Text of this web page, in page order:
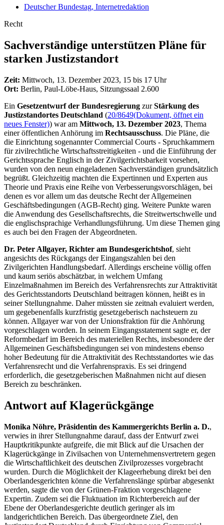
Deutscher Bundestag, Internetredaktion
Recht
Sachverständige unterstützen Pläne für
starken Justizstandort
Zeit: Mittwoch, 13. Dezember 2023, 15 bis 17 Uhr
Ort: Berlin, Paul-Löbe-Haus, Sitzungssaal 2.600
Ein Gesetzentwurf der Bundesregierung zurStärkung des
Justizstandortes Deutschland (20/8649(Dokument, öffnet ein
neues Fenster)) war am Mittwoch, 13. Dezember 2023, Thema
einer öffentlichen Anhörung im Rechtsausschuss. Die Pläne, die
die Einrichtung sogenannter Commercial Courts - Spruchkammern
für zivilrechtliche Wirtschaftsstreitigkeiten - und die Einführung der
Gerichtssprache Englisch in der Zivilgerichtsbarkeit vorsehen,
wurden von den neun eingeladenen Sachverständigen grundsätzlich
begrüßt. Gleichzeitig machten die Expertinnen und Experten aus
Theorie und Praxis eine Reihe von Verbesserungsvorschlägen, bei
denen es vor allem um das deutsche Recht der Allgemeinen
Geschäftsbedingungen (AGB-Recht) ging. Weitere Punkte waren
die Anwendung des Gesellschaftsrechts, die Streitwertschwelle und
die englischsprachige Verhandlungsführung. Um diese Themen ging
es auch bei den Fragen der Abgeordneten.
Dr. Peter Allgayer, Richter am Bundesgerichtshof, sieht
angesichts des Rückgangs der Eingangszahlen bei den
Zivilgerichten Handlungsbedarf. Allerdings erscheine völlig offen
und kaum seriös abschätzbar, in welchem Umfang
Einzelmaßnahmen im Bereich des Verfahrensrechts zur Attraktivität
des Gerichtsstandorts Deutschland beitragen können, heißt es in
seiner Stellungnahme. Daher müssten sie zeitnah evaluiert werden,
um gegebenenfalls kurzfristig gesetzgeberisch nachsteuern zu
können. Allgayer war von der Unionsfraktion für die Anhörung
vorgeschlagen worden. In seinem Eingangsstatement sagte er, der
Reformbedarf im Bereich des materiellen Rechts, insbesondere der
Allgemeinen Geschäftsbedingungen sei von mindestens ebenso
hoher Bedeutung für die Attraktivität des Rechtsstandortes wie das
Verfahrensrecht und die Verfahrenspraxis. Es sei dringend
erforderlich, die gesetzgeberischen Maßnahmen nicht auf diesen
Bereich zu beschränken.
Antwort auf Klagerückgänge
Monika Nöhre, Präsidentin des Kammergerichts Berlin a. D.,
verwies in ihrer Stellungnahme darauf, dass der Entwurf zwei
Hauptkritikpunkte aufgreife, die mit Blick auf die Ursachen der
Klagerückgänge in Zivilsachen von Unternehmensvertretern gegen
die Wirtschaftlichkeit des deutschen Zivilprozesses vorgebracht
wurden. Durch die Möglichkeit der Klageerhebung direkt bei den
Oberlandesgerichten könne die Verfahrenslänge spürbar abgesenkt
werden, sagte die von der Grünen-Fraktion vorgeschlagene
Expertin. Zudem sei die Fluktuation im Richterbereich auf der
Ebene der Oberlandesgerichte deutlich geringer als im
landgerichtlichen Bereich. Das übergeordnete Ziel, den